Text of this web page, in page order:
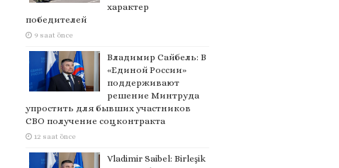
характер
победителей
9 saat önce
Владимир Сайбель: В
«Единой России»
поддерживают
решение Минтруда
упростить для бывших участников
СВО получение соцконтракта
12 saat önce
Vladimir Saibel: Birleşik